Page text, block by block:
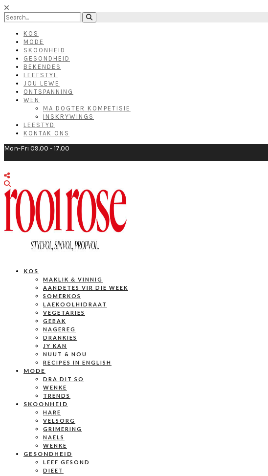
KOS
MODE
SKOONHEID
GESONDHEID
BEKENDES
LEEFSTYL
JOU LEWE
ONTSPANNING
WEN
MA DOGTER KOMPETISIE
INSKRYWINGS
LEESTYD
KONTAK ONS
Mon-Fri 09.00 - 17.00
KOS
MAKLIK & VINNIG
AANDETES VIR DIE WEEK
SOMERKOS
LAEKOOLHIDRAAT
VEGETARIES
GEBAK
NAGEREG
DRANKIES
JY KAN
NUUT & NOU
RECIPES IN ENGLISH
MODE
DRA DIT SO
WENKE
TRENDS
SKOONHEID
HARE
VELSORG
GRIMERING
NAELS
WENKE
GESONDHEID
LEEF GESOND
DIEET